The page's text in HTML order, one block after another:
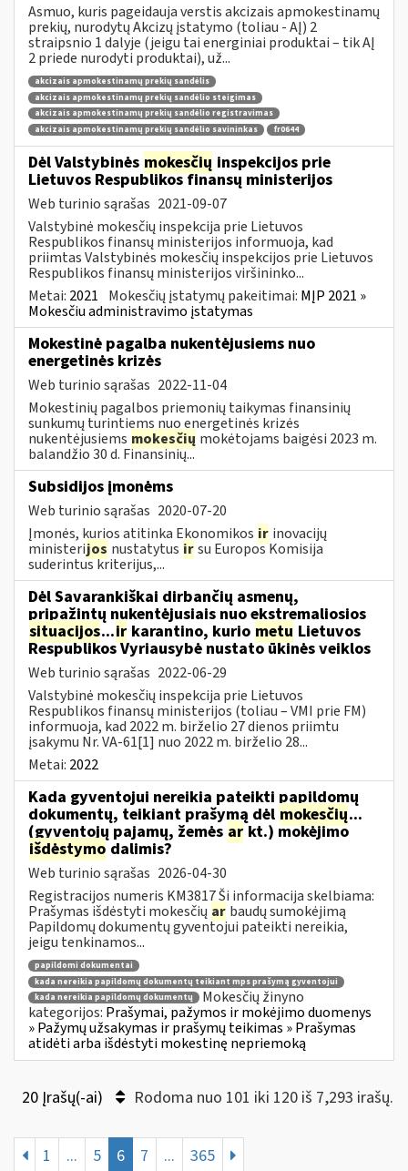
Asmuo, kuris pageidauja verstis akcizais apmokestinamų
prekių, nurodytų Akcizų įstatymo (toliau - AĮ) 2
straipsnio 1 dalyje (jeigu tai energiniai produktai – tik AĮ
2 priede nurodyti produktai), už...
akcizais apmokestinamų prekių sandėlis
akcizais apmokestinamų prekių sandėlio steigimas
akcizais apmokestinamų prekių sandėlio registravimas
akcizais apmokestinamų prekių sandėlio savininkas
fr0644
Dėl Valstybinės mokesčių inspekcijos prie
Lietuvos Respublikos finansų ministerijos
Web turinio sąrašas 2021-09-07
Valstybinė mokesčių inspekcija prie Lietuvos
Respublikos finansų ministerijos informuoja, kad
priimtas Valstybinės mokesčių inspekcijos prie Lietuvos
Respublikos finansų ministerijos viršininko...
Metai: 2021 Mokesčių įstatymų pakeitimai: MĮP 2021 »
Mokesčiu administravimo įstatymas
Mokestinė pagalba nukentėjusiems nuo
energetinės krizės
Web turinio sąrašas 2022-11-04
Mokestinių pagalbos priemonių taikymas finansinių
sunkumų turintiems nuo energetinės krizės
nukentėjusiems mokesčių mokėtojams baigėsi 2023 m.
balandžio 30 d. Finansinių...
Subsidijos įmonėms
Web turinio sąrašas 2020-07-20
Įmonės, kurios atitinka Ekonomikos ir inovacijų
ministerijos nustatytus irsu Europos Komisija
suderintus kriterijus,...
Dėl Savarankiškai dirbančių asmenų,
pripažintų nukentėjusiais nuo ekstremaliosios
situacijos...ir karantino, kurio metu Lietuvos
Respublikos Vyriausybė nustato ūkinės veiklos
Web turinio sąrašas 2022-06-29
Valstybinė mokesčių inspekcija prie Lietuvos
Respublikos finansų ministerijos (toliau – VMI prie FM)
informuoja, kad 2022 m. birželio 27 dienos priimtu
įsakymu Nr. VA-61[1] nuo 2022 m. birželio 28...
Metai: 2022
Kada gyventojui nereikia pateikti papildomų
dokumentų, teikiant prašymą dėl mokesčių...
(gyventojų pajamų, žemės ar kt.) mokėjimo
išdėstymo dalimis?
Web turinio sąrašas 2026-04-30
Registracijos numeris KM3817 Ši informacija skelbiama:
Prašymas išdėstyti mokesčių ar baudų sumokėjimą
Papildomų dokumentų gyventojui pateikti nereikia,
jeigu tenkinamos...
papildomi dokumentai
kada nereikia papildomų dokumentų teikiant mps prašymą gyventojui
kada nereikia papildomų dokumentų
Mokesčių žinyno
kategorijos: Prašymai, pažymos ir mokėjimo duomenys
» Pažymų užsakymas ir prašymų teikimas » Prašymas
atidėti arba išdėstyti mokestinę nepriemoką
20 Įrašų(-ai) Rodoma nuo 101 iki 120 iš 7,293 irašų.
1 ... 5 6 7 ... 365